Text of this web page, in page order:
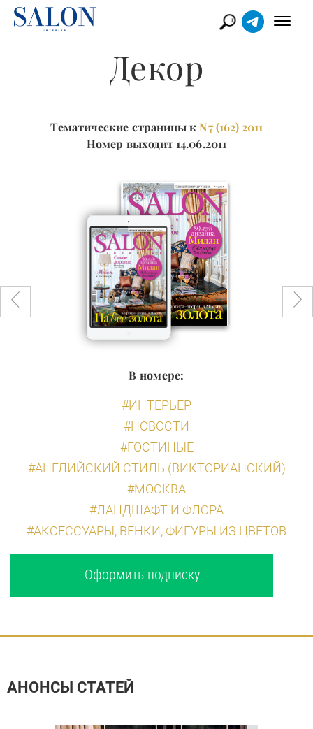
Декор
Тематические страницы кN7 (162) 2011
Номер выходит 14.06.2011
В номере:
#ИНТЕРЬЕР
#НОВОСТИ
#ГОСТИНЫЕ
#АНГЛИЙСКИЙ СТИЛЬ (ВИКТОРИАНСКИЙ)
#МОСКВА
#ЛАНДШАФТ И ФЛОРА
#АКСЕССУАРЫ, ВЕНКИ, ФИГУРЫ ИЗ ЦВЕТОВ
Оформить подписку
АНОНСЫ СТАТЕЙ